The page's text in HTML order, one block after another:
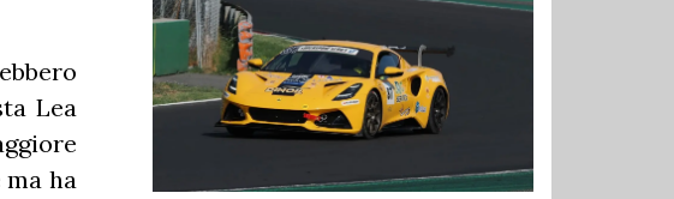
Lea
ha